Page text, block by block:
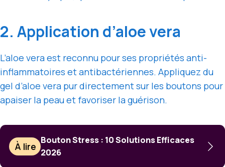
2. Application d’aloe vera
L’aloe vera est reconnu pour ses propriétés anti-
inflammatoires et antibactériennes. Appliquez du
gel d’aloe vera pur directement sur les boutons pour
apaiser la peau et favoriser la guérison.
À lire
Bouton Stress : 10 Solutions Efficaces
2026